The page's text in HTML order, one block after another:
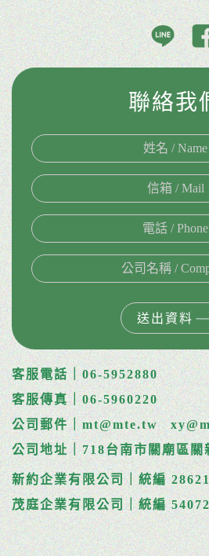
聯絡我
送出資料
客服電話｜06-5952880
客服傳真｜06-5960220
公司郵件｜mt@mte.tw
公司地址｜718台南市關廟區
新約企業有限公司｜統編
茂庭企業有限公司｜統編